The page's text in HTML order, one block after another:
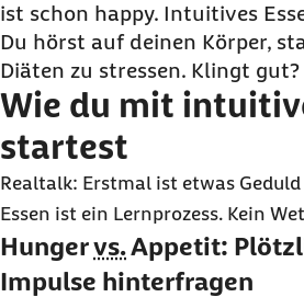
Was hinter intuitivem Essen
Wann du mit intuitivem Essen
solltest
Intuitiv essen: Die Fähigkeit
Häufige Fragen und Antworten
Essen
ist schon happy. Intuitives
Du hörst auf deinen Körper,
Diäten zu stressen. Klingt
Wie du mit
startest
Realtalk: Erstmal ist etwas
Essen ist ein Lernprozess. Kein
Hungervs.Appetit:
Impulse hinterfragen